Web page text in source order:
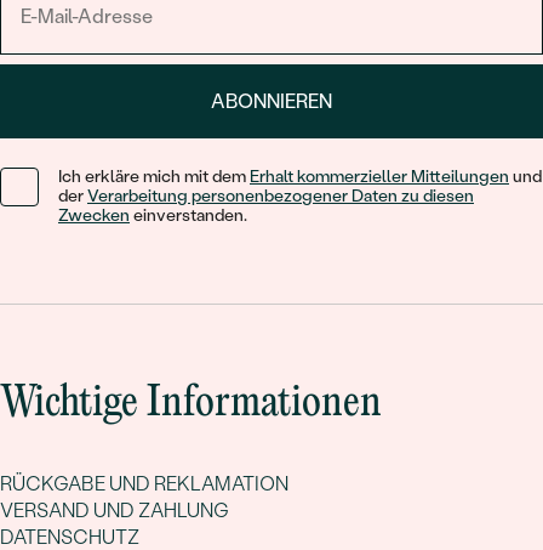
ABONNIEREN
Ich erkläre mich mit dem Erhalt kommerzieller Mitteilungen und
derVerarbeitung personenbezogener Daten zu diesen
Zwecken einverstanden.
Wichtige Informationen
RÜCKGABE UND REKLAMATION
VERSAND UND ZAHLUNG
DATENSCHUTZ